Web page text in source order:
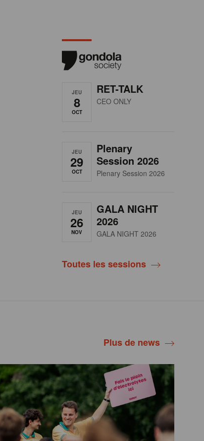
JEU
8
OCT
RET-TALK
CEO ONLY
JEU
29
OCT
Plenary
Session 2026
Plenary Session 2026
JEU
26
NOV
GALA NIGHT
2026
GALA NIGHT 2026
Toutes les sessions
Plus de news